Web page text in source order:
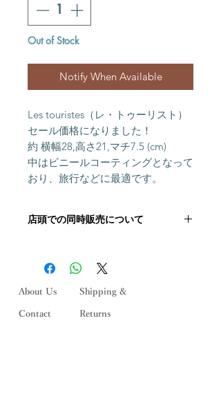
Out of Stock
Notify When Available
Les touristes（レ・トゥーリスト）
セール価格になりました！
約 横幅28,高さ21,マチ7.5 (cm)
中はビニールコーティングとなって
おり、旅行などに最適です。
店頭での同時販売について
ております。 ご注文いただいた後に
在庫状況を確認いたしますが,「在庫
切れ」の場合がございます。 その際
ぞご了承ください。
About Us
Contact
Shipping &
Returns